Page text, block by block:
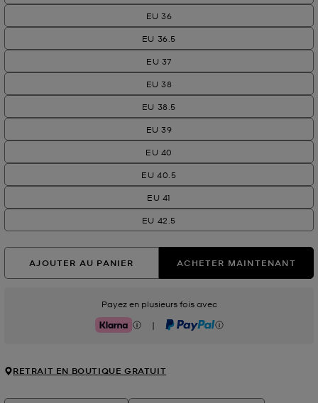
EU 36
EU 36.5
EU 37
EU 38
EU 38.5
EU 39
EU 40
EU 40.5
EU 41
EU 42.5
AJOUTER AU PANIER ACHETER MAINTENANT
Payez en plusieurs fois avec
Klarna | PayPal
RETRAIT EN BOUTIQUE GRATUIT